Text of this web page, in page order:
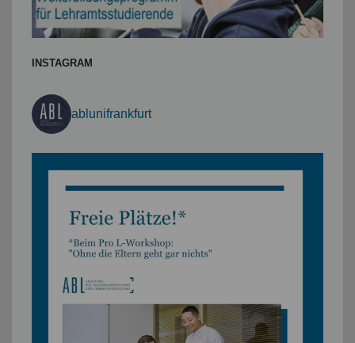
INSTAGRAM
ablunifrankfurt